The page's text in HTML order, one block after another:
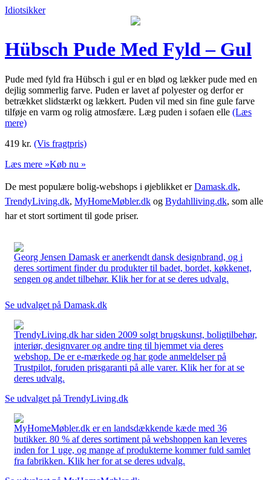
Idiotsikker
Hübsch Pude Med Fyld – Gul
Pude med fyld fra Hübsch i gul er en blød og lækker pude med en
dejlig sommerlig farve. Puden er lavet af polyester og derfor er
betrækket slidstærkt og lækkert. Puden vil med sin fine gule farve
tilføje en varm og rolig atmosfære. Læg puden i sofaen elle (Læs
mere)
419 kr. (Vis fragtpris)
Læs mere »Køb nu »
De mest populære bolig-webshops i øjeblikket erDamask.dk,
TrendyLiving.dk, MyHomeMøbler.dk og Bydahlliving.dk, som alle
har et stort sortiment til gode priser.
Georg Jensen Damask er anerkendt dansk designbrand, og i
deres sortiment finder du produkter til badet, bordet, køkkenet,
sengen og andet tilbehør. Klik her for at se deres udvalg.
Se udvalget på Damask.dk
TrendyLiving.dk har siden 2009 solgt brugskunst, boligtilbehør,
interiør, designvarer og andre ting til hjemmet via deres
webshop. De er e-mærkede og har gode anmeldelser på
Trustpilot, foruden prisgaranti på alle varer. Klik her for at se
deres udvalg.
Se udvalget på TrendyLiving.dk
MyHomeMøbler.dk er en landsdækkende kæde med 36
butikker. 80 % af deres sortiment på webshoppen kan leveres
inden for 1 uge, og mange af produkterne kommer fuld samlet
fra fabrikken. Klik her for at se deres udvalg.